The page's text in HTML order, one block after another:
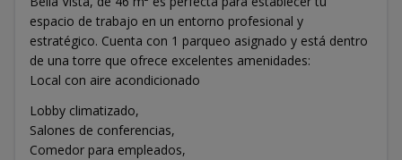
espacio de trabajo en un entorno profesional y
estratégico. Cuenta con 1 parqueo asignado y está dentro
de una torre que ofrece excelentes amenidades:
Local con aire acondicionado
Lobby climatizado,
Salones de conferencias,
Comedor para empleados,